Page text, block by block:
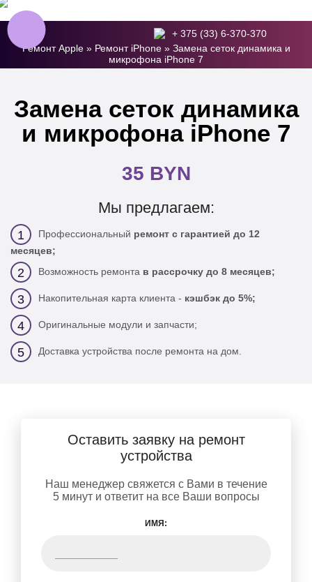
+ 375 (33) 6-370-370
Ремонт Apple» Ремонт iPhone» Замена сеток динамика и
микрофона iPhone 7
Замена сеток динамика
и микрофона iPhone 7
35 BYN
Мы предлагаем:
1 Профессиональный ремонт с гарантией до 12
месяцев;
2 Возможность ремонта в рассрочку до 8 месяцев;
3 Накопительная карта клиента - кэшбэк до 5%;
4 Оригинальные модули и запчасти;
5 Доставка устройства после ремонта на дом.
Оставить заявку на ремонт
устройства
Наш менеджер свяжется с Вами в течение
5 минут и ответит на все Ваши вопросы
ИМЯ: